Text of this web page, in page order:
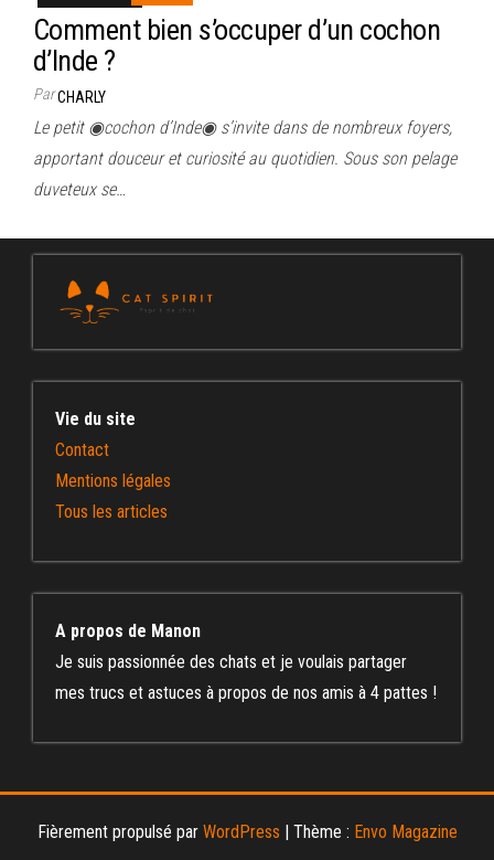
Comment bien s’occuper d’un cochon
d’Inde ?
ParCHARLY
Le petit ◉cochon d’Inde◉ s’invite dans de nombreux foyers,
apportant douceur et curiosité au quotidien. Sous son pelage
duveteux se…
Vie du site
Contact
Mentions légales
Tous les articles
A propos de Manon
Je suis passionnée des chats et je voulais partager
mes trucs et astuces à propos de nos amis à 4 pattes !
Fièrement propulsé par WordPress Thème : Envo Magazine